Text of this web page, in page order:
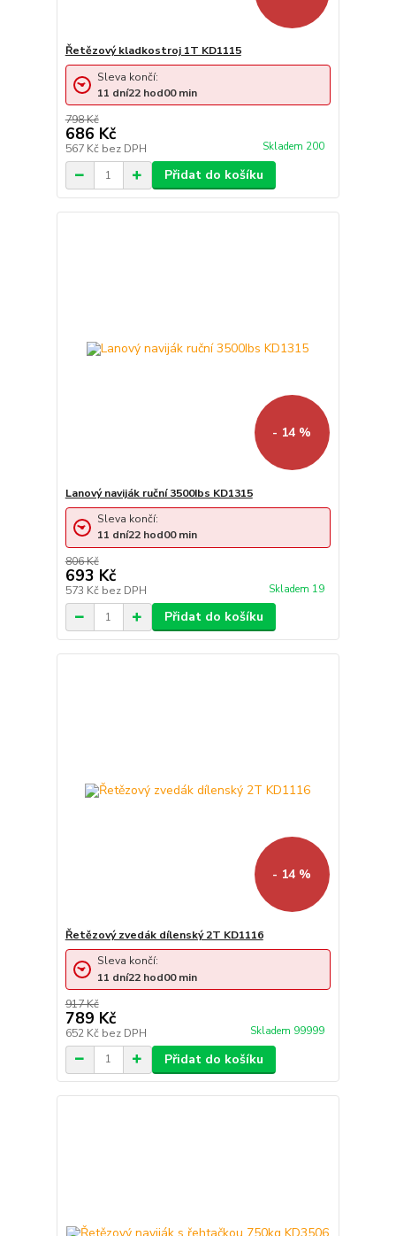
Řetězový kladkostroj 1T KD1115
798 Kč
686 Kč
567 Kč bez DPH Skladem 200
Sleva končí:
11 dní22 hod00min
Přidat do košíku
- 14 %
Lanový naviják ruční 3500Ibs KD1315
806 Kč
693 Kč
573 Kč bez DPH Skladem 19
Sleva končí:
11 dní22 hod00min
Přidat do košíku
- 14 %
Řetězový zvedák dílenský 2T KD1116
917 Kč
789 Kč
652 Kč bez DPH Skladem 99999
Sleva končí:
11 dní22 hod00min
Přidat do košíku